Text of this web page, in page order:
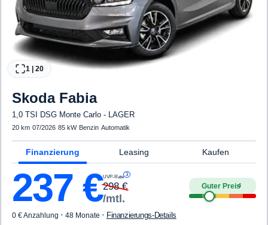
1 20
Skoda Fabia
1,0 TSI DSG Monte Carlo - LAGER
20 km·07/2026·85 kW· Benzin·Automatik
Finanzierung Leasing Kaufen
237 €UVP-Rate 3
298€
/mtl.
Guter Preis4
0 € Anzahlung · 48 Monate · Finanzierungs-Details